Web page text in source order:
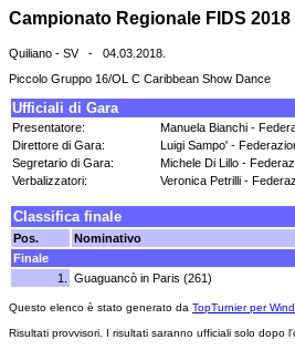
Campionato Regionale FIDS
Quiliano - SV - 04.03.2018.
Piccolo Gruppo 16/OL C Caribbean Show Dance
Ufficiali di Gara
Presentatore:
Manuela Bianchi -
Direttore di Gara:
Luigi Sampo' -
Segretario di Gara:
Michele Di Lillo -
Verbalizzatori:
Veronica Petrilli -
Classifica finale
Pos. Nominativo
Finale
1.
Guaguancò in Paris (261)
Questo elenco è stato generato da TopTurnier per
Risultati provvisori. I risultati saranno ufficiali solo dopo